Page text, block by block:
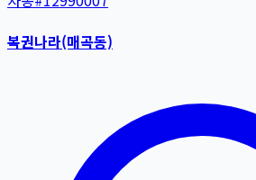
복권나라(매곡동)